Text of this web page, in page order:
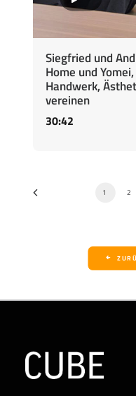
Siegfried und
Home und
Handwerk,
vereinen
30:42
1 2